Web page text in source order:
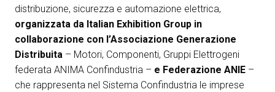
ESPONI A KEY27 arrow_circle_right
distribuzione, sicurezza e automazione elettrica,
organizzata da Italian Exhibition Group in
collaborazione con l’Associazione Generazione
Distribuita – Motori, Componenti, Gruppi Elettrogeni
federata ANIMA Confindustria – e Federazione ANIE –
che rappresenta nel Sistema Confindustria le imprese